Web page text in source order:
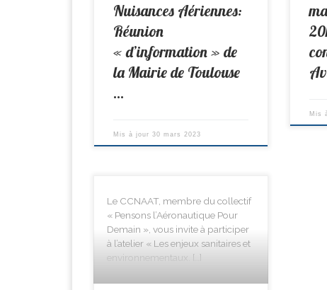
Nuisances Aériennes:
Réunion
« d’information » de
la Mairie de Toulouse
…
Mis à jour 30 mars 2023
Mis
Le CCNAAT, membre du collectif
« Pensons l’Aéronautique Pour
Demain », vous invite à participer
à l’atelier « Les enjeux sanitaires et
environnementaux. […]